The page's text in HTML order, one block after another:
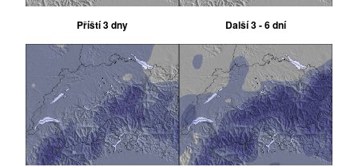
Příští 3 dny Další 3 - 6 dní